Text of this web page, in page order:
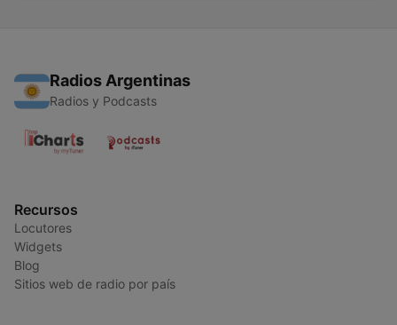
Radios Argentinas
Radios y Podcasts
Recursos
Locutores
Widgets
Blog
Sitios web de radio por país